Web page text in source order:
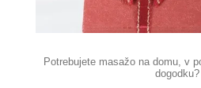
Potrebujete masažo na domu, v
dogodku?